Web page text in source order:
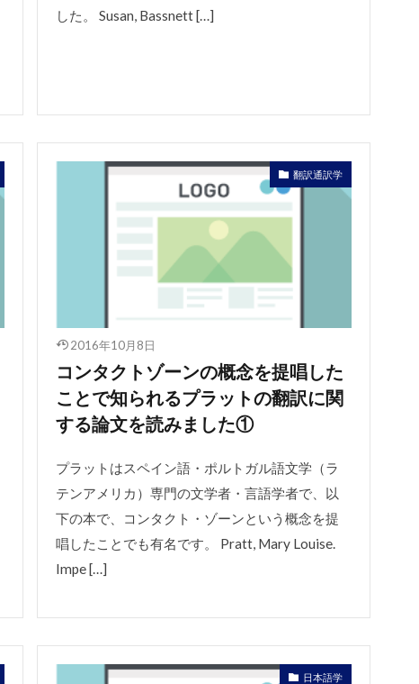
した。 Susan, Bassnett […]
翻訳通訳学
2016年10月8日
コンタクトゾーンの概念を提唱した
ことで知られるプラットの翻訳に関
する論文を読みました①
プラットはスペイン語・ポルトガル語文学（ラ
テンアメリカ）専門の文学者・言語学者で、以
下の本で、コンタクト・ゾーンという概念を提
唱したことでも有名です。 Pratt, Mary Louise.
Impe […]
日本語学